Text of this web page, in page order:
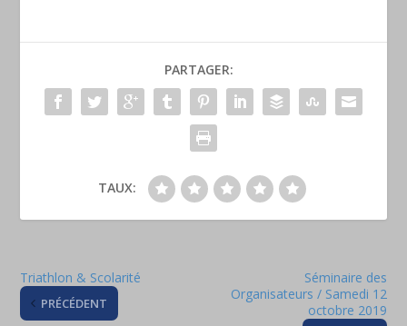
PARTAGER:
TAUX:
Triathlon & Scolarité
PRÉCÉDENT
Séminaire des
Organisateurs / Samedi 12
octobre 2019